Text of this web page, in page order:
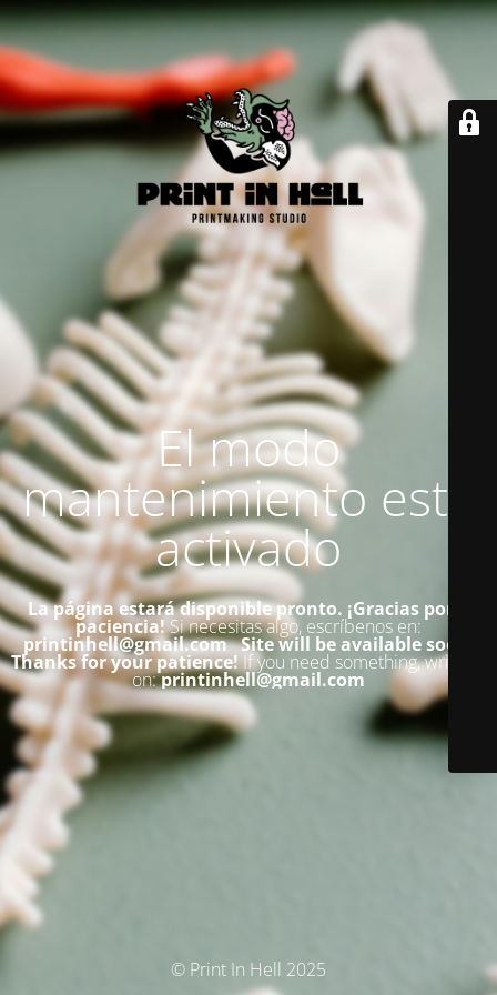
El modo
mantenimiento está
activado
La página estará disponible pronto. ¡Gracias por su
paciencia!Si necesitas algo, escríbenos en:
printinhell@gmail.com Site will be available soon.
Thanks for your patience!If you need something, write us
on:printinhell@gmail.com
© Print In Hell 2025